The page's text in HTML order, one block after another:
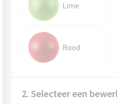
Lime
Rood
2. Selecteer een